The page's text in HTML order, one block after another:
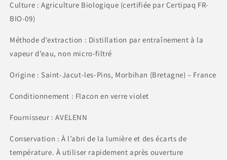
Culture : Agriculture Biologique (certifiée par Certipaq FR-
BIO-09)
Méthode d’extraction : Distillation par entraînement à la
vapeur d’eau, non micro-filtré
Origine : Saint-Jacut-les-Pins, Morbihan (Bretagne) – France
Conditionnement : Flacon en verre violet
Fournisseur : AVELENN
Conservation : À l’abri de la lumière et des écarts de
température. À utiliser rapidement après ouverture